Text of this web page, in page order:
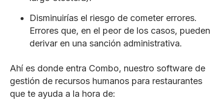
Disminuirías el riesgo de cometer errores.
Errores que, en el peor de los casos, pueden
derivar en una sanción administrativa.
Ahí es donde entra Combo, nuestro software de
gestión de recursos humanos para restaurantes
que te ayuda a la hora de: